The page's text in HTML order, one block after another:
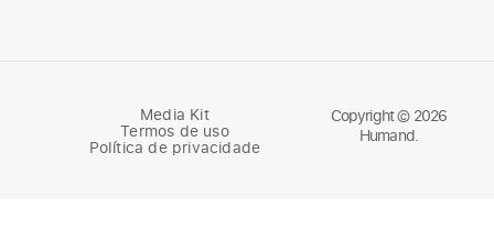
Media Kit
Termos de uso
Política de privacidade
Copyright © 2026
Humand.